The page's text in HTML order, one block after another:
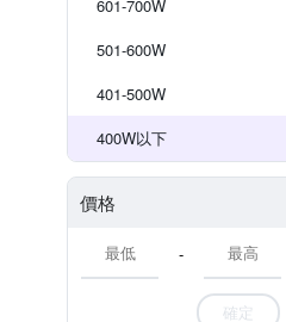
601-700W
501-600W
401-500W
400W以下
價格
-
確定